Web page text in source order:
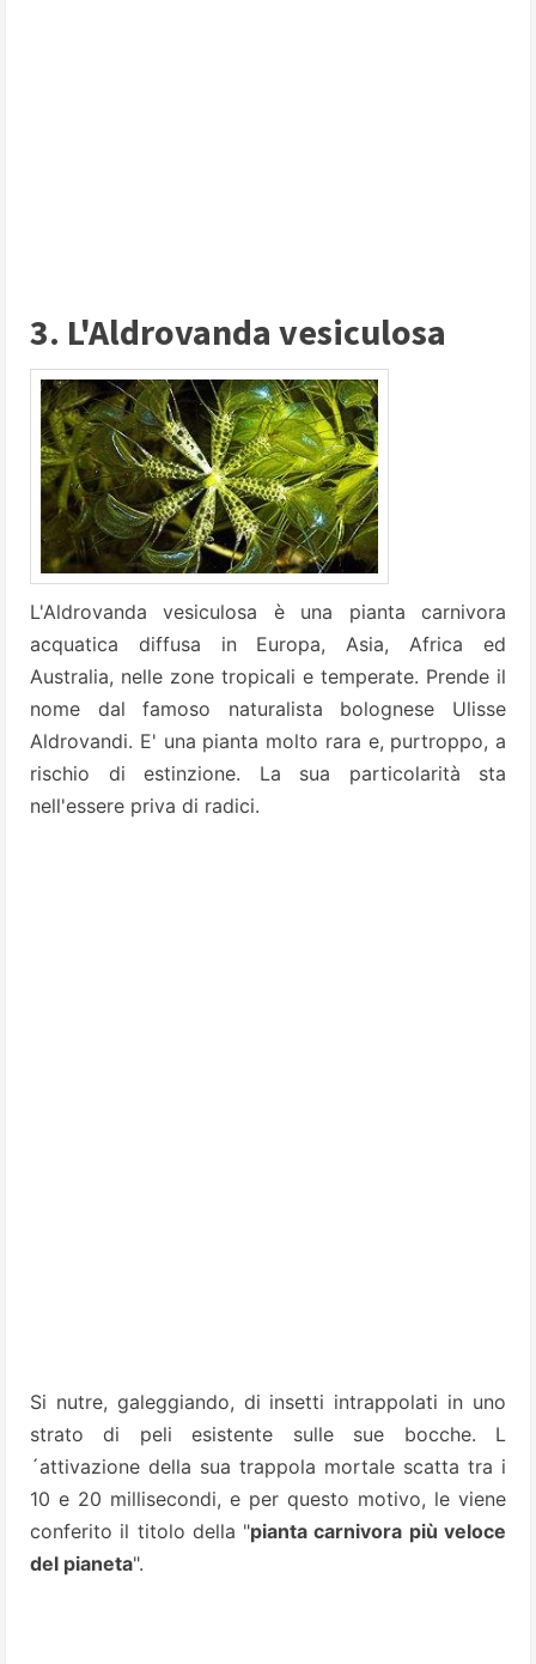
3. L'Aldrovanda vesiculosa
L'Aldrovanda vesiculosa è una pianta carnivora
acquatica diffusa in Europa, Asia, Africa ed
Australia, nelle zone tropicali e temperate. Prende il
nome dal famoso naturalista bolognese Ulisse
Aldrovandi. E' una pianta molto rara e, purtroppo, a
rischio di estinzione. La sua particolarità sta
nell'essere priva di radici.
Si nutre, galeggiando, di insetti intrappolati in uno
strato di peli esistente sulle sue bocche. L
´attivazione della sua trappola mortale scatta tra i
10 e 20 millisecondi, e per questo motivo, le viene
conferito il titolo della "pianta carnivora più veloce
del pianeta".